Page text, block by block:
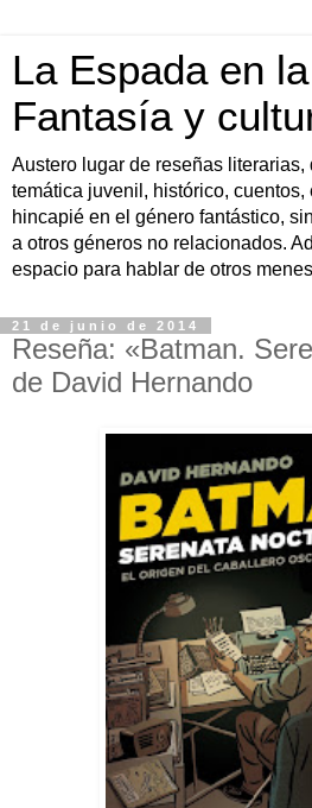
La Espada en
Fantasía y
Austero lugar de reseñas
temática juvenil, histórico, cuentos,
hincapié en el género fantástico,
a otros géneros no relacionados.
espacio para hablar de otros
21 de junio de 2014
Reseña: «Batman.
de David Hernando